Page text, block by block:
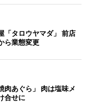
「タロウヤマダ」 前店
ら業態変更
肉あぐら」 肉は塩味メ
合せに